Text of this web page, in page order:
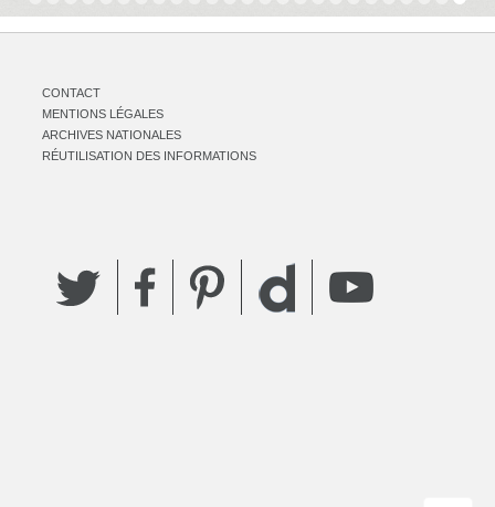
CONTACT
MENTIONS LÉGALES
ARCHIVES NATIONALES
RÉUTILISATION DES INFORMATIONS